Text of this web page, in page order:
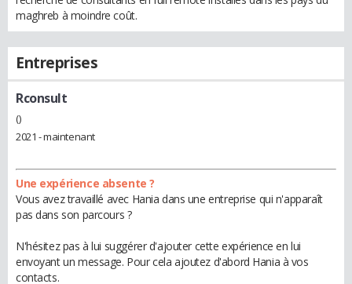
maghreb à moindre coût.
Entreprises
Rconsult
()
2021 - maintenant
Une expérience absente ?
Vous avez travaillé avec Hania dans une entreprise qui n'apparaît
pas dans son parcours ?
N'hésitez pas à lui suggérer d'ajouter cette expérience en lui
envoyant un message. Pour cela ajoutez d'abord Hania à vos
contacts.